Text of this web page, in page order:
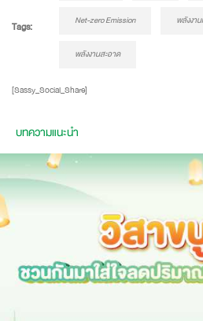
Tags: Net-zero Emission พลังงา
พลังงานสะอาด
[Sassy_Social_Share]
บทความแนะนำ